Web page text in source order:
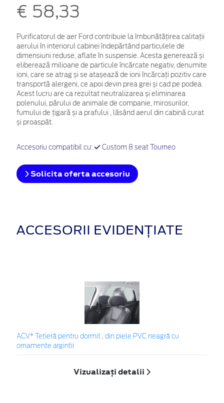
€ 58,33
Purificatorul de aer Ford contribuie la îmbunătățirea calitații
aerului în interiorul cabinei îndepărtând particulele de
dimensiuni reduse, aflate în suspensie. Acesta generează și
eliberează milioane de particule încărcate negativ, denumite
ioni, care se atrag și se atașează de ioni încărcați pozitiv care
transportă alergeni, ce apoi devin prea grei și cad pe podea.
Acest lucru are ca rezultat neutralizarea și eliminarea
polenului, părului de animale de companie, mirosurilor,
fumului de țigară și a prafului , lăsând aerul din cabină curat
și proaspăt.
Accesoriu compatibil cu: Custom 8 seat Tourneo
Solicita oferta accesoriu
ACCESORII EVIDENȚIATE
ACV* Tetieră pentru dormit , din piele PVC neagră cu
ornamente argintii
Vizualizați detalii